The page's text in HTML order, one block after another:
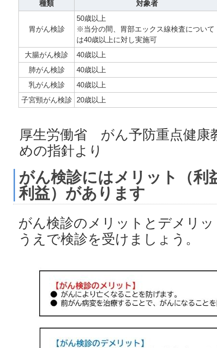
種類 対象者
胃がん検診
50歳以上
※当分の間、胃部エックス線検査について
は40歳以上に対し実施可
大腸がん検診
40歳以上
肺がん検診
40歳以上
乳がん検診
40歳以上
子宮頸がん検診
20歳以上
厚生労働省 がん予防重点健康
めの指針より
がん検診にはメリット（利
利益）があります
がん検診のメリットとデメリ
うえで検診を受けましょう。